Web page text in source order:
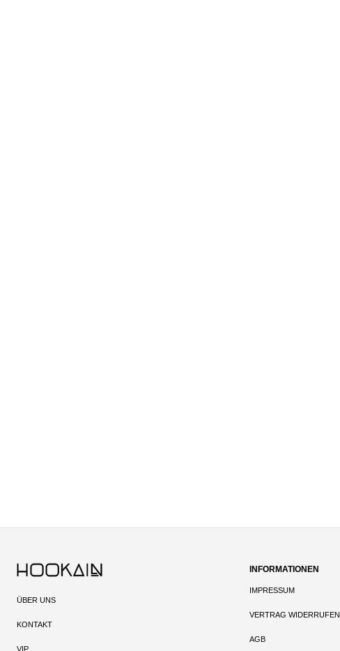
ÜBER UNS
KONTAKT
VIP
INFORMATIONEN
IMPRESSUM
VERTRAG WIDERRUFEN
AGB